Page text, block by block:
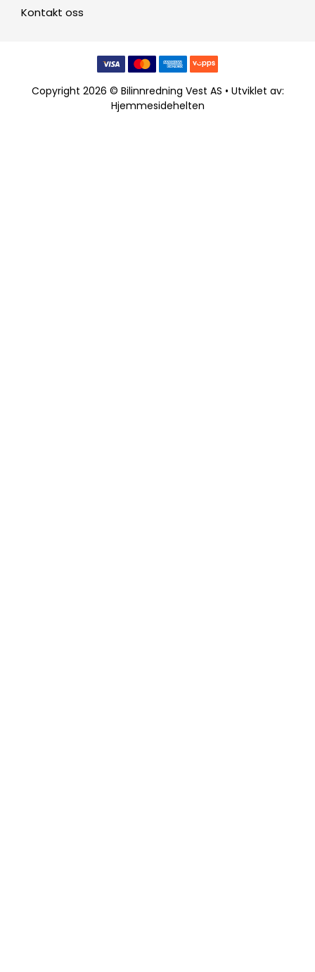
Kontakt oss
Copyright 2026 © Bilinnredning Vest AS • Utviklet av:
Hjemmesidehelten